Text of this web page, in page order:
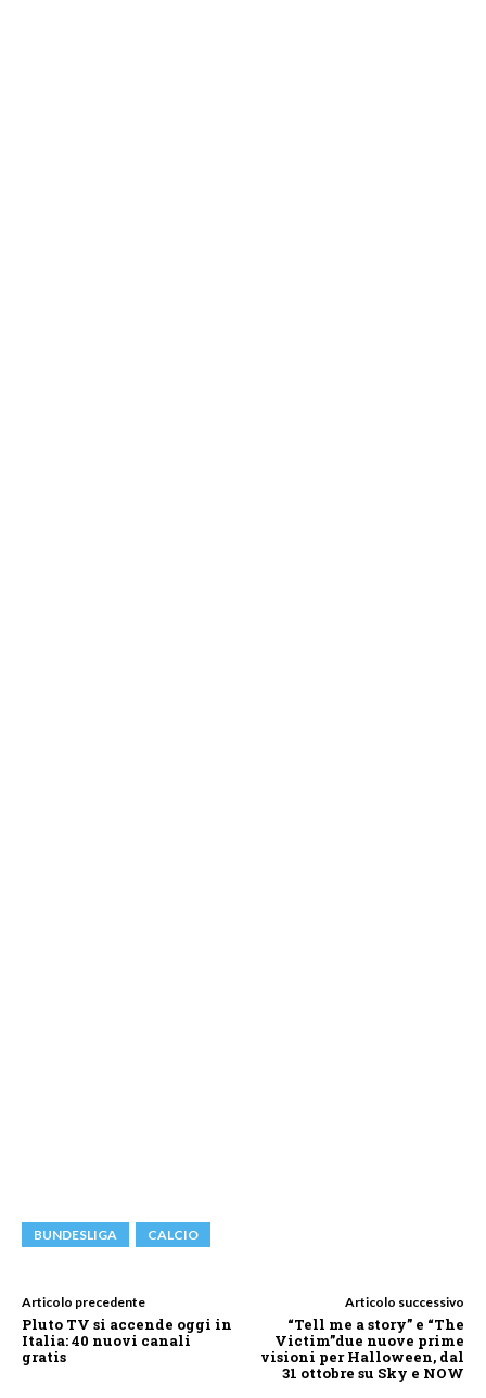
BUNDESLIGA CALCIO
Articolo precedente
Pluto TV si accende oggi in
Italia: 40 nuovi canali
gratis
Articolo successivo
“Tell me a story” e “The
Victim”due nuove prime
visioni per Halloween, dal
31 ottobre su Sky e NOW